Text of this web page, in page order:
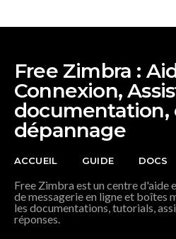
Free Zimbra :
Connexion,
documentation,
dépannage
ACCUEIL GUIDE DOCS
Free Zimbra est un centre d'aide
de messagerie en ligne et boîtes
les documentations, tutorials,
réponses.